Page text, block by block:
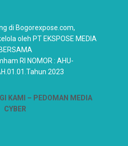
di Bogorexpose.com,
oleh PT EKSPOSE MEDIA
BERSAMA
RI NOMOR : AHU-
2023
KAMI
– PEDOMAN MEDIA
CYBER